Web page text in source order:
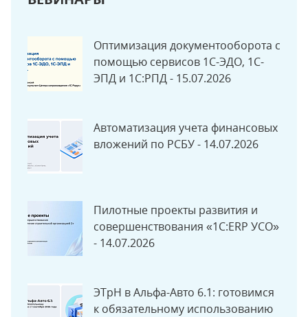
Оптимизация документооборота с
помощью сервисов 1С-ЭДО, 1С-
ЭПД и 1С:РПД - 15.07.2026
Автоматизация учета финансовых
вложений по РСБУ - 14.07.2026
Пилотные проекты развития и
совершенствования «1С:ERP УСО»
- 14.07.2026
ЭТрН в Альфа-Авто 6.1: готовимся
к обязательному использованию